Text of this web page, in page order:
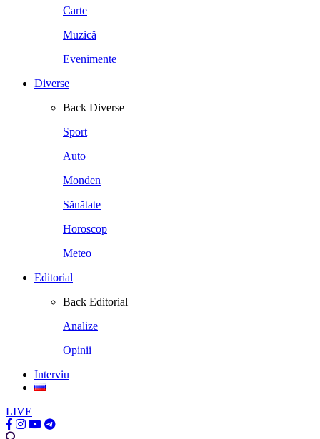
Carte
Muzică
Evenimente
Diverse
Back Diverse
Sport
Auto
Monden
Sănătate
Horoscop
Meteo
Editorial
Back Editorial
Analize
Opinii
Interviu
LIVE